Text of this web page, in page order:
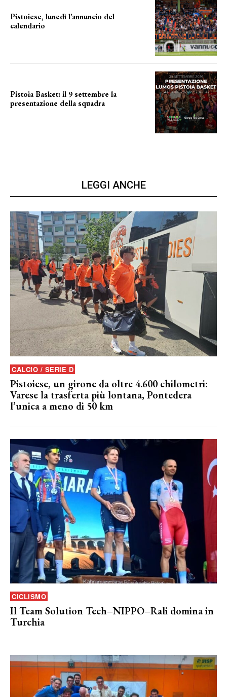
Pistoiese, lunedì l’annuncio del
calendario
Pistoia Basket: il 9 settembre la
presentazione della squadra
LEGGI ANCHE
CALCIO / SERIE D
Pistoiese, un girone da oltre 4.600 chilometri:
Varese la trasferta più lontana, Pontedera
l’unica a meno di 50 km
CICLISMO
Il Team Solution Tech–NIPPO–Rali domina in
Turchia